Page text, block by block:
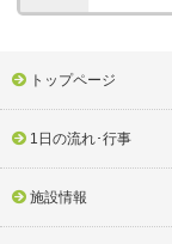
トップページ
1日の流れ･行事
施設情報